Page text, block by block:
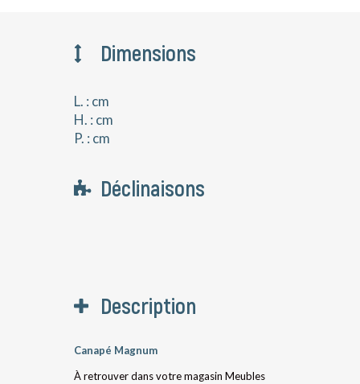
Dimensions
L. : cm
H. : cm
P. : cm
Déclinaisons
Description
Canapé Magnum
À retrouver dans votre magasin Meubles